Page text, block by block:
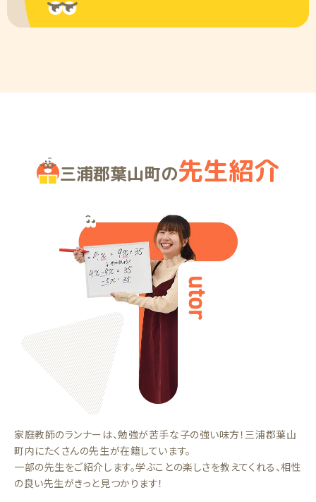
三浦郡葉山町の先生紹介
家庭教師のランナーは、勉強が苦手な子の強い味方！三浦郡葉山
町内にたくさんの先生が在籍しています。
一部の先生をご紹介します。学ぶことの楽しさを教えてくれる、相性
の良い先生がきっと見つかります！